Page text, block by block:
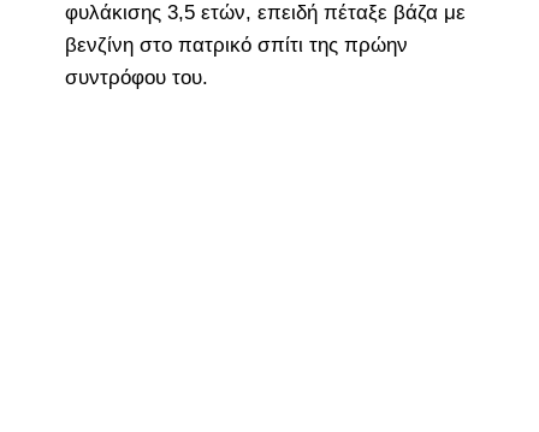
φυλάκισης 3,5 ετών, επειδή πέταξε βάζα με
βενζίνη στο πατρικό σπίτι της πρώην
συντρόφου του.